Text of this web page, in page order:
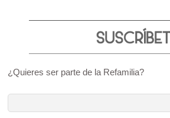
¿Quieres ser parte de la Refamilia?